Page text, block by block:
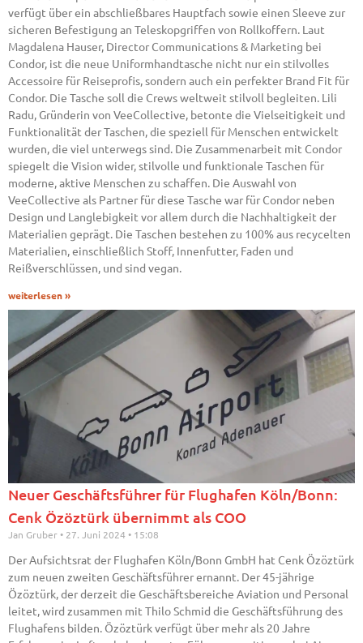
verfügt über ein abschließbares Hauptfach sowie einen Sleeve zur
sicheren Befestigung an Teleskopgriffen von Rollkoffern. Laut
Magdalena Hauser, Director Communications & Marketing bei
Condor, ist die neue Uniformhandtasche nicht nur ein stilvolles
Accessoire für Reiseprofis, sondern auch ein perfekter Brand Fit für
Condor. Die Tasche soll die Crews weltweit stilvoll begleiten. Lili
Radu, Gründerin von VeeCollective, betonte die Vielseitigkeit und
Funktionalität der Taschen, die speziell für Menschen entwickelt
wurden, die viel unterwegs sind. Die Zusammenarbeit mit Condor
spiegelt die Vision wider, stilvolle und funktionale Taschen für
moderne, aktive Menschen zu schaffen. Die Auswahl von
VeeCollective als Partner für diese Tasche war für Condor neben
Design und Langlebigkeit vor allem durch die Nachhaltigkeit der
Materialien geprägt. Die Taschen bestehen zu 100% aus recycelten
Materialien, einschließlich Stoff, Innenfutter, Faden und
Reißverschlüssen, und sind vegan.
weiterlesen »
Neuer Geschäftsführer für Flughafen Köln/Bonn:
Cenk Özöztürk übernimmt als COO
Jan Gruber 27. Juni 2024 15:08
Der Aufsichtsrat der Flughafen Köln/Bonn GmbH hat Cenk Özöztürk
zum neuen zweiten Geschäftsführer ernannt. Der 45-jährige
Özöztürk, der derzeit die Geschäftsbereiche Aviation und Personal
leitet, wird zusammen mit Thilo Schmid die Geschäftsführung des
Flughafens bilden. Özöztürk verfügt über mehr als 20 Jahre